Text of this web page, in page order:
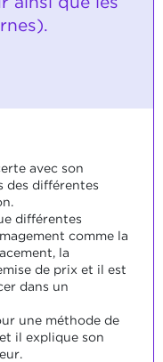
avec son
des différentes
différentes
comme la
la
de prix et il est
dans un
une méthode de
il explique son